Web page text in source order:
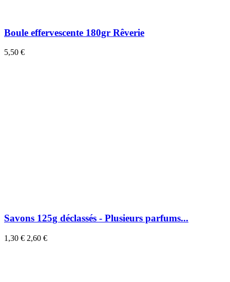
Boule effervescente 180gr Rêverie
5,50 €
Savons 125g déclassés - Plusieurs parfums...
1,30 € 2,60 €